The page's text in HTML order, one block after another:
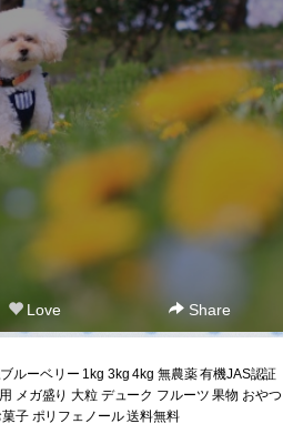
Love Share
ルーベリー 1kg 3kg 4kg 無農薬 有機JAS認証
メガ盛り 大粒 デューク フルーツ 果物 おやつ
菓子 ポリフェノール 送料無料